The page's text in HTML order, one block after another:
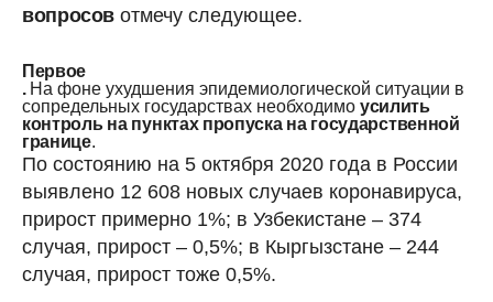
вопросов отмечу следующее.
Первое
. На фоне ухудшения эпидемиологической ситуации в
сопредельных государствах необходимо усилить
контроль на пунктах пропуска на государственной
границе.
По состоянию на 5 октября 2020 года в России
выявлено 12 608 новых случаев коронавируса,
прирост примерно 1%; в Узбекистане – 374
случая, прирост – 0,5%; в Кыргызстане – 244
случая, прирост тоже 0,5%.